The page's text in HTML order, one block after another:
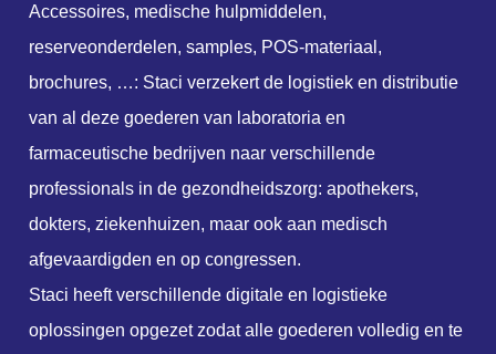
Accessoires, medische hulpmiddelen,
reserveonderdelen, samples, POS-materiaal,
brochures, …: Staci verzekert de logistiek en distributie
van al deze goederen van laboratoria en
farmaceutische bedrijven naar verschillende
professionals in de gezondheidszorg: apothekers,
dokters, ziekenhuizen, maar ook aan medisch
afgevaardigden en op congressen.
Staci heeft verschillende digitale en logistieke
oplossingen opgezet zodat alle goederen volledig en te